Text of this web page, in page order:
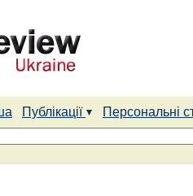
Публікації
Персональні